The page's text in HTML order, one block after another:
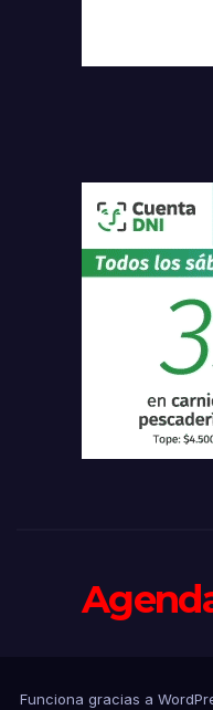
Funciona gracias a